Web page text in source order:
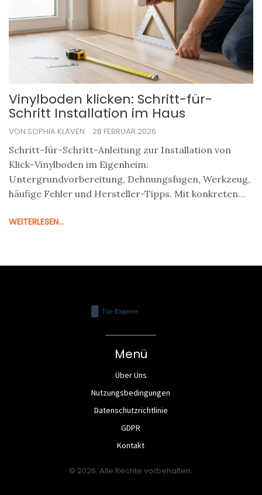
Vinylboden klicken: Schritt-für-
Schritt Installation im Haus
VON SOPHIA KLAVEN 28 FEBRUAR 2026
Schritt-für-Schritt-Anleitung zur Installation von
Klick-Vinylboden im Eigenheim:
Untergrundvorbereitung, Dehnungsfugen, Werkzeug,
häufige Fehler und Hersteller-Tipps. Mit konkreten
WEITERLESEN...
Menü
Über Uns
Nutzungsbedingungen
Datenschutzrichtlinie
GDPR
Kontakt
© 2026. Alle Rechte vorbehalten.